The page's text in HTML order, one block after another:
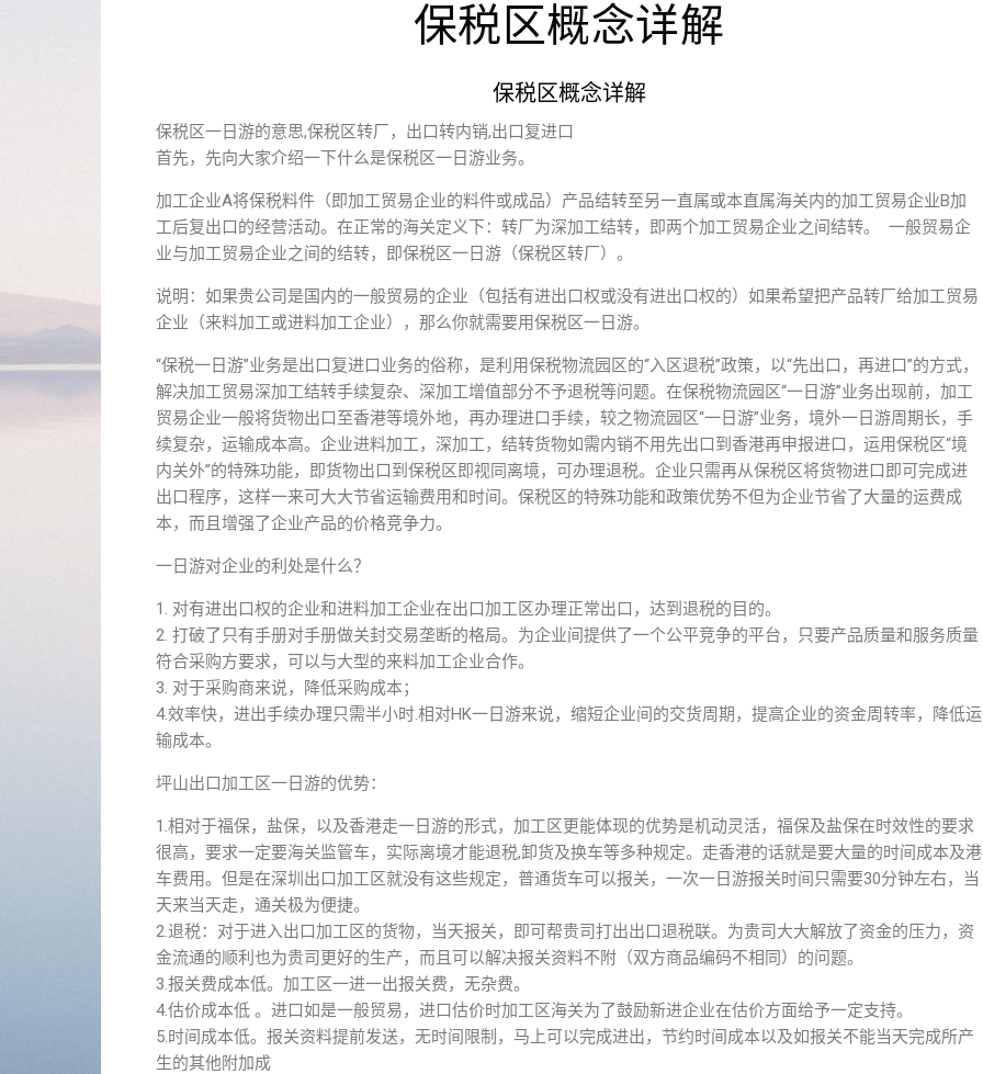
保税区概念详解
保税区概念详解
保税区一日游的意思,保税区转厂，出口转内销,出口复进口
首先，先向大家介绍一下什么是保税区一日游业务。
加工企业A将保税料件（即加工贸易企业的料件或成品）产品结转至另一直属或本直属海关内的加工贸易企业B加
工后复出口的经营活动。在正常的海关定义下：转厂为深加工结转，即两个加工贸易企业之间结转。 一般贸易企
业与加工贸易企业之间的结转，即保税区一日游（保税区转厂）。
说明：如果贵公司是国内的一般贸易的企业（包括有进出口权或没有进出口权的）如果希望把产品转厂给加工贸易
企业（来料加工或进料加工企业），那么你就需要用保税区一日游。
“保税一日游”业务是出口复进口业务的俗称，是利用保税物流园区的“入区退税”政策，以“先出口，再进口”的方式，
解决加工贸易深加工结转手续复杂、深加工增值部分不予退税等问题。在保税物流园区“一日游”业务出现前，加工
贸易企业一般将货物出口至香港等境外地，再办理进口手续，较之物流园区“一日游”业务，境外一日游周期长，手
续复杂，运输成本高。企业进料加工，深加工，结转货物如需内销不用先出口到香港再申报进口，运用保税区“境
内关外”的特殊功能，即货物出口到保税区即视同离境，可办理退税。企业只需再从保税区将货物进口即可完成进
出口程序，这样一来可大大节省运输费用和时间。保税区的特殊功能和政策优势不但为企业节省了大量的运费成
本，而且增强了企业产品的价格竞争力。
一日游对企业的利处是什么？
1. 对有进出口权的企业和进料加工企业在出口加工区办理正常出口，达到退税的目的。
2. 打破了只有手册对手册做关封交易垄断的格局。为企业间提供了一个公平竞争的平台，只要产品质量和服务质量
符合采购方要求，可以与大型的来料加工企业合作。
3. 对于采购商来说，降低采购成本；
4.效率快，进出手续办理只需半小时.相对HK一日游来说，缩短企业间的交货周期，提高企业的资金周转率，降低运
输成本。
坪山出口加工区一日游的优势：
1.相对于福保，盐保，以及香港走一日游的形式，加工区更能体现的优势是机动灵活，福保及盐保在时效性的要求
很高，要求一定要海关监管车，实际离境才能退税,卸货及换车等多种规定。走香港的话就是要大量的时间成本及港
车费用。但是在深圳出口加工区就没有这些规定，普通货车可以报关，一次一日游报关时间只需要30分钟左右，当
天来当天走，通关极为便捷。
2.退税：对于进入出口加工区的货物，当天报关，即可帮贵司打出出口退税联。为贵司大大解放了资金的压力，资
金流通的顺利也为贵司更好的生产，而且可以解决报关资料不附（双方商品编码不相同）的问题。
3.报关费成本低。加工区一进一出报关费，无杂费。
4.估价成本低 。进口如是一般贸易，进口估价时加工区海关为了鼓励新进企业在估价方面给予一定支持。
5.时间成本低。报关资料提前发送，无时间限制，马上可以完成进出，节约时间成本以及如报关不能当天完成所产
生的其他附加成